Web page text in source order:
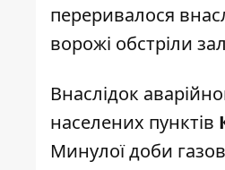
переривалося
ворожі обстріли
Внаслідок
населених пунктів
Минулої доби